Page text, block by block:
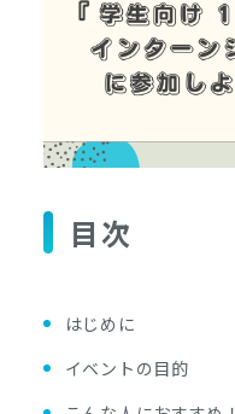
目次
はじめに
イベントの目的